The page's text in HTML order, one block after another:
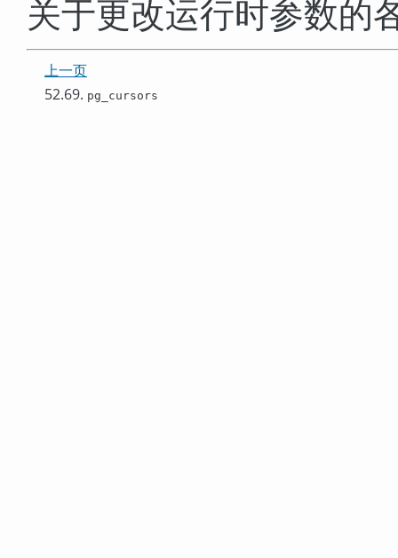
关于更改运行时参数的
上一页
52.69. pg_cursors